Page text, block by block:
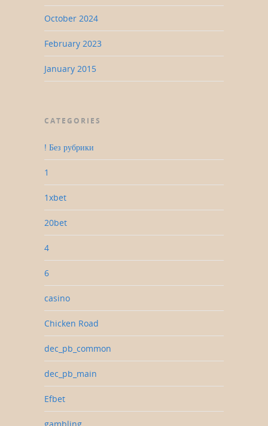
October 2024
February 2023
January 2015
CATEGORIES
! Без рубрики
1
1xbet
20bet
4
6
casino
Chicken Road
dec_pb_common
dec_pb_main
Efbet